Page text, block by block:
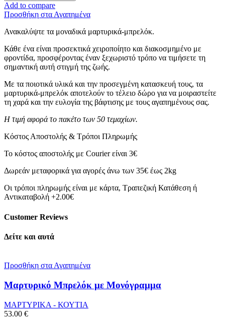
Μπρελόκ
–
Σταυρουδάκι
-
ποσότητα
Add to compare
Προσθήκη στα Αγαπημένα
Ανακαλύψτε τα μοναδικά μαρτυρικά-μπρελόκ.
Κάθε ένα είναι προσεκτικά χειροποίητο και διακοσμημένο με
φροντίδα, προσφέροντας έναν ξεχωριστό τρόπο να τιμήσετε τη
σημαντική αυτή στιγμή της ζωής.
Με τα ποιοτικά υλικά και την προσεγμένη κατασκευή τους, τα
μαρτυρικά-μπρελόκ αποτελούν το τέλειο δώρο για να μοιραστείτε
τη χαρά και την ευλογία της βάφτισης με τους αγαπημένους σας.
Η τιμή αφορά το πακέτο των 50 τεμαχίων.
Κόστος Αποστολής & Τρόποι Πληρωμής
Το κόστος αποστολής με Courier είναι 3€
Δωρεάν μεταφορικά για αγορές άνω των 35€ έως 2kg
Οι τρόποι πληρωμής είναι με κάρτα, Τραπεζική Κατάθεση ή
Αντικαταβολή +2.00€
Customer Reviews
Δείτε και αυτά
Προσθήκη στα Αγαπημένα
Μαρτυρικό Μπρελόκ με Μονόγραμμα
ΜΑΡΤΥΡΙΚΑ - ΚΟΥΤΙΑ
53.00 €